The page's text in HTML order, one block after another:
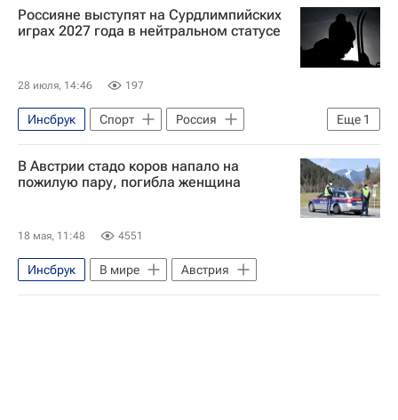
Россияне выступят на Сурдлимпийских
играх 2027 года в нейтральном статусе
28 июля, 14:46 197
Еще 1
Инсбрук Спорт
Россия
Австрия
В Австрии стадо коров напало на
пожилую пару, погибла женщина
18 мая, 11:48 4551
Инсбрук В мире Австрия